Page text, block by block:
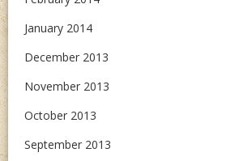
January 2014
December 2013
November 2013
October 2013
September 2013